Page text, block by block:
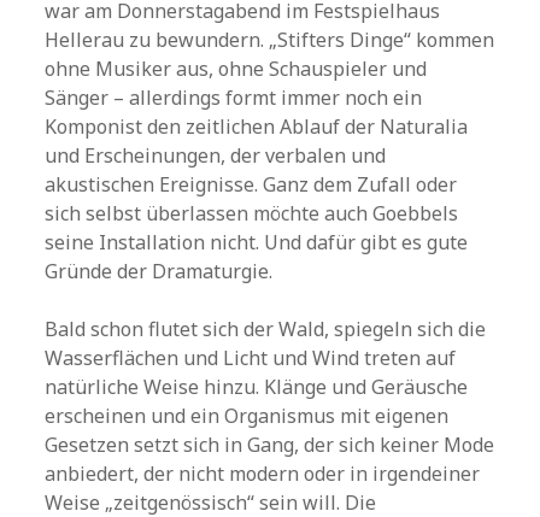
war am Donnerstagabend im Festspielhaus
Hellerau zu bewundern. „Stifters Dinge“ kommen
ohne Musiker aus, ohne Schauspieler und
Sänger – allerdings formt immer noch ein
Komponist den zeitlichen Ablauf der Naturalia
und Erscheinungen, der verbalen und
akustischen Ereignisse. Ganz dem Zufall oder
sich selbst überlassen möchte auch Goebbels
seine Installation nicht. Und dafür gibt es gute
Gründe der Dramaturgie.
Bald schon flutet sich der Wald, spiegeln sich die
Wasserflächen und Licht und Wind treten auf
natürliche Weise hinzu. Klänge und Geräusche
erscheinen und ein Organismus mit eigenen
Gesetzen setzt sich in Gang, der sich keiner Mode
anbiedert, der nicht modern oder in irgendeiner
Weise „zeitgenössisch“ sein will. Die